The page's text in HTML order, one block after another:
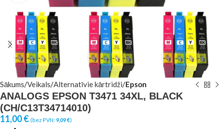
Sākums Veikals Alternatīvie kārtridži Epson
ANALOGS EPSON T3471 34XL, BLACK
(CH/C13T34714010)
11,00€ (bez PVN: 9,09€)